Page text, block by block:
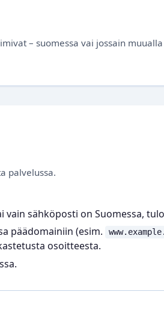
– suomessa vai jossain muualla
palvelussa.
vain sähköposti on Suomessa,
päädomainiin (esim.
osoitteesta.